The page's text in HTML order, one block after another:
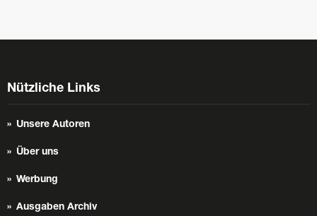
Nützliche Links
Unsere Autoren
Über uns
Werbung
Ausgaben Archiv